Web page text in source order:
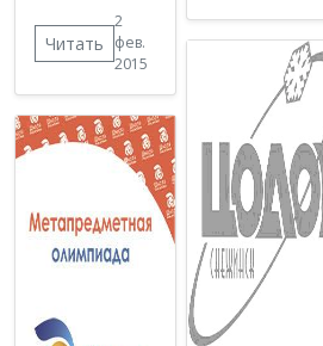
Читать
2
фев.
2015